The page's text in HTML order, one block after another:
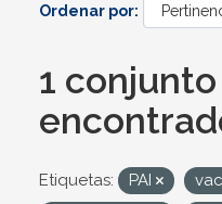
Ordenar por
1
Etiquetas: PAI